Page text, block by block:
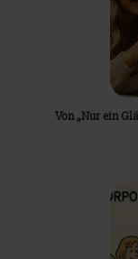
Von „Nur ein